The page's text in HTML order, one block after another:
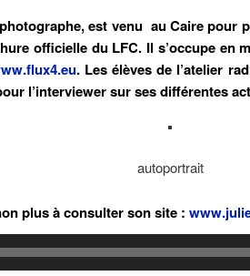
photographe, est venu au Caire pour
officielle du LFC. Il s’occupe en
. Les élèves de l’atelier
l’interviewer sur ses différentes
autoportrait
plus à consulter son site :